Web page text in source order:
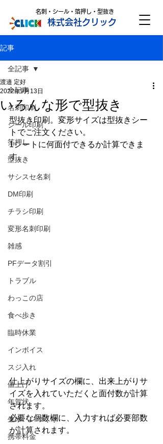
株式会社クリック
名刺・シール・箔押し・型抜き
記事
全記事
名刺印刷
シール印刷
箔押し
型抜き
サシスセ名刺
DM印刷
チラシ印刷
変形名刺印刷
雑感
PFデータ割引
トラブル
わっこの店
食べ歩き
臨時休業
インボイス
スジ入れ
値上げ
年賀状
生米パンづくり
携帯料金
全記事
いろんな形で型抜き
渡邉 定好
2022年9月13日
型抜き印刷。変形サイズは型抜きシー
トでご注文ください。
1シートに何面付できるか計算できま
す。
仕上がりサイズの欄に、出来上がりサ
イズを入れていただくと面付数が計算
されます。
必要な個数欄に、入力すれば必要部数
が計算されます。